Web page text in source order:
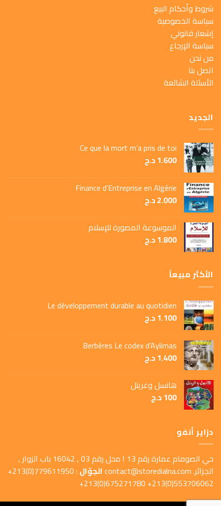
شروط وأحكام البيع
سياسة الخصوصية
إشعار قانوني
سياسة الإرجاع
من نحن
اتصل بنا
الأسئلة الشائعة
الجديد
Ce que la mort m’a pris de toi
1.600د.ج
Finance d’Entreprise en Algérie
2.000د.ج
الموسوعة المصورة للإسلام
1.800د.ج
الأكثر مبيعاً
Le développement durable au quotidien
1.100د.ج
Berbères Le codex d’Aylimas
1.400د.ج
هانسل وغريتل
100د.ج
دزاير أنفو
حي الصومام عمارة رقم 13 ا محل رقم 03 , 16042 باب الزوار ,
الجزائر.contact@storedialna.comالجوّال
: 779611950(0)213+
553706062(0)213+ 675271780(0)213+